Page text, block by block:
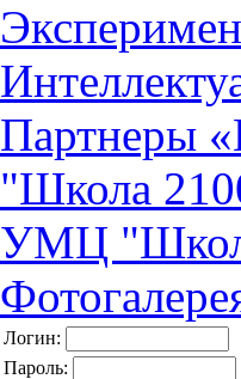
Партнеры
"Школа
УМЦ
Логин:
Пароль: